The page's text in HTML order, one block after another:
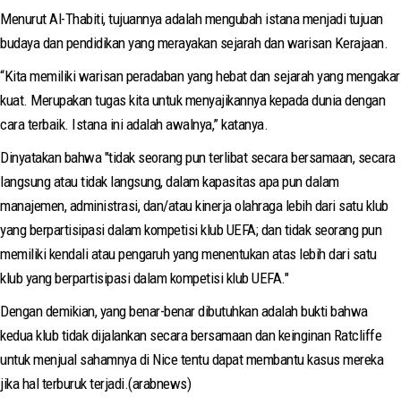
Menurut Al-Thabiti, tujuannya adalah mengubah istana menjadi tujuan
budaya dan pendidikan yang merayakan sejarah dan warisan Kerajaan.
“Kita memiliki warisan peradaban yang hebat dan sejarah yang mengakar
kuat. Merupakan tugas kita untuk menyajikannya kepada dunia dengan
cara terbaik. Istana ini adalah awalnya,” katanya.
Dinyatakan bahwa "tidak seorang pun terlibat secara bersamaan, secara
langsung atau tidak langsung, dalam kapasitas apa pun dalam
manajemen, administrasi, dan/atau kinerja olahraga lebih dari satu klub
yang berpartisipasi dalam kompetisi klub UEFA; dan tidak seorang pun
memiliki kendali atau pengaruh yang menentukan atas lebih dari satu
klub yang berpartisipasi dalam kompetisi klub UEFA."
Dengan demikian, yang benar-benar dibutuhkan adalah bukti bahwa
kedua klub tidak dijalankan secara bersamaan dan keinginan Ratcliffe
untuk menjual sahamnya di Nice tentu dapat membantu kasus mereka
jika hal terburuk terjadi.(arabnews)